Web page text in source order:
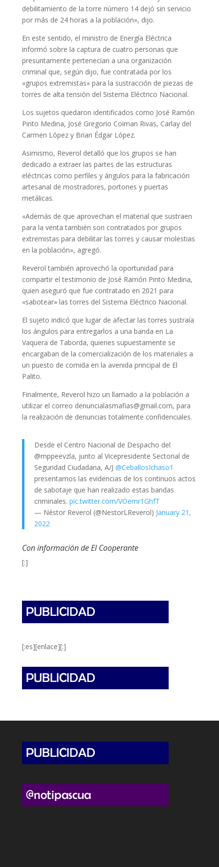
debilitamiento de la torre número 14 dejó sin servicio
por más de 24 horas a la población», dijo.
En este sentido, el ministro de Energía Eléctrica
informó sobre la captura de cuatro personas que
presuntamente pertenecían a una organización
criminal que, según dijo, fue contratada por los
«grupos extremistas» para la sustracción de piezas de
torres de alta tensión del Sistema Eléctrico Nacional.
Los sujetos quedaron identificados como José Ramón
Pinto Medina, José Gregorio Coiman Rivas, Carlay del
Carmen López y Brian Édgar López.
Asimismo, Reverol detalló que los grupos se han
dedicado a extraer las partes de las estructuras
eléctricas como perfiles y ángulos para la fabricación
artesanal de mostradores, portones y puertas
metálicas.
«Además de que aprovechan el material que sustraen
para la venta también son contratados por grupos
extremistas para debilitar las torres y causar molestias
en la población», agregó.
Reverol también aprovechó la oportunidad para
compartir el testimonio de José Ramón Pinto Medina,
quien aseguró que fue contratado en 2021 para
«sabotear» las torres del Sistema Eléctrico Nacional.
El sujeto indicó que lugar de afectar las torres sustraía
los ángulos para entregarlos a una banda en La
Vaquera de Taborda, quienes supuestamente se
encargaban de la comercialización de los materiales a
un puesto de comida en la avenida principal de El
Palito.
Finalmente, Reverol hizo un llamado a la población a
utilizar el correo denuncialasmafias@gmail.com, para
la realización de denuncias totalmente confidenciales.
Desde el Centro Nacional de Despacho del
@mppeevzla, junto al Vicepresidente Sectorial de
Seguridad Ciudadana, A/J @CeballosIchaso1
presentamos las evidencias de los continuos actos
de sabotaje que han realizado estas bandas
criminales. pic.twitter.com/VOemr1GhfT
— Néstor Reverol (@NestorLReverol) January 21,
2022
Con información de El Cooperante
[:]
[:es][enlace][:]